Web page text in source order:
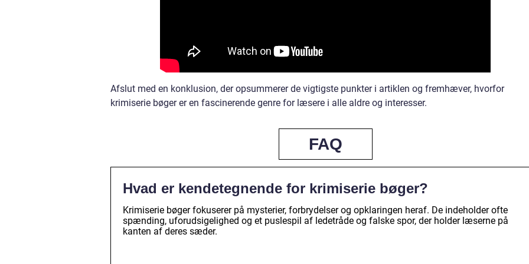
Afslut med en konklusion, der opsummerer de vigtigste punkter i artiklen og fremhæver, hvorfor
krimiserie bøger er en fascinerende genre for læsere i alle aldre og interesser.
FAQ
Hvad er kendetegnende for krimiserie bøger?
Krimiserie bøger fokuserer på mysterier, forbrydelser og opklaringen heraf. De indeholder ofte
spænding, uforudsigelighed og et puslespil af ledetråde og falske spor, der holder læserne på
kanten af deres sæder.